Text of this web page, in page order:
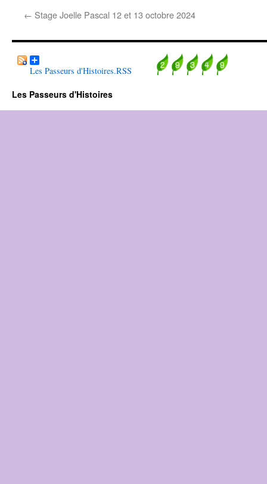
← Stage Joelle Pascal 12 et 13 octobre 2024
Les Passeurs d'Histoires.RSS
Les Passeurs d'Histoires